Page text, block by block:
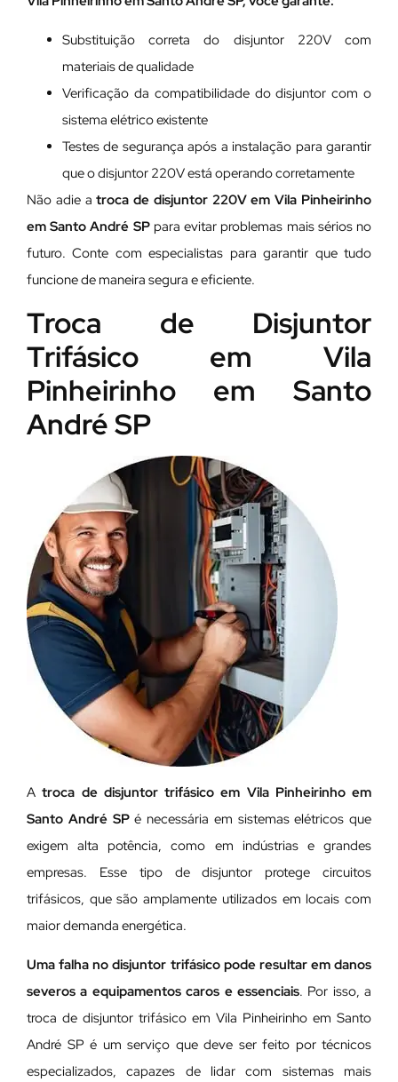
Substituição correta do disjuntor 220V com
materiais de qualidade
Verificação da compatibilidade do disjuntor com o
sistema elétrico existente
Testes de segurança após a instalação para garantir
que o disjuntor 220V está operando corretamente
Não adie atroca de disjuntor 220V em Vila Pinheirinho
em Santo André SPpara evitar problemas mais sérios no
futuro. Conte com especialistas para garantir que tudo
funcione de maneira segura e eficiente.
Troca de Disjuntor
Trifásico em Vila
Pinheirinho em Santo
André SP
Atroca de disjuntor trifásico em Vila Pinheirinho em
Santo André SPé necessária em sistemas elétricos que
exigem alta potência, como em indústrias e grandes
empresas. Esse tipo de disjuntor protege circuitos
trifásicos, que são amplamente utilizados em locais com
maior demanda energética.
Uma falha no disjuntor trifásico pode resultar em danos
severos a equipamentos caros e essenciais. Por isso, a
troca de disjuntor trifásico em Vila Pinheirinho em Santo
André SP é um serviço que deve ser feito por técnicos
especializados, capazes de lidar com sistemas mais